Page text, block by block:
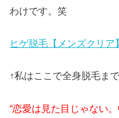
わけです。笑
ヒゲ脱毛【メンズクリア】
↑私はここで全身脱毛まで
“恋愛は見た目じゃない